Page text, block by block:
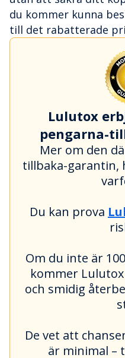
du kommer kunna
till det rabatterade
Lulutox
pengarna-
Mer om den
tillbaka-garantin,
Du kan prova
Om du inte är
kommer
och smidig
De vet att
är minimal –